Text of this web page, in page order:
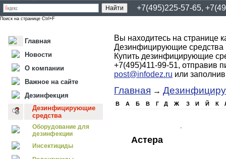
+7(495)225-57-65,
Поиск на странице Ctrl+F
Главная
Новости
О компании
Важное на сайте
Дезинфекция
Дезинфицирующие
средства
Оборудование для
дезинфекции
Инсектициды
Вы находитесь на странице
Дезинфицирующие средства
Купить дезинфицирующие
+7(495)411-99-51, отправив
post@infodez.ru или
Главная →
B А Б В Г Д Ж З И Й К
Астера